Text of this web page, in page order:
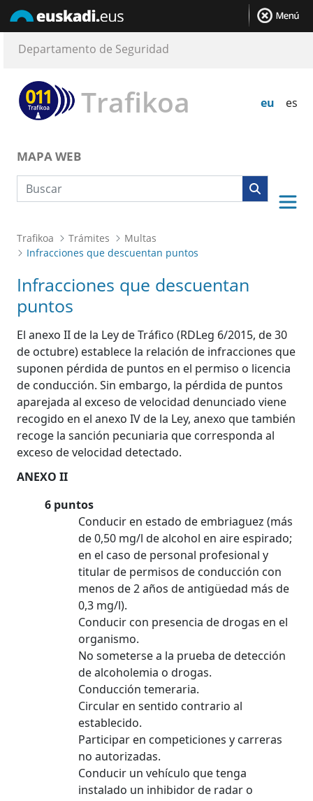
Trafikoa eu es
Departamento de Seguridad
MAPA WEB
Búsqueda web
Trafikoa Trámites
Multas
Infracciones que descuentan puntos
Infracciones que descuentan
puntos
El anexo II de la Ley de Tráfico (RDLeg 6/2015, de 30
de octubre) establece la relación de infracciones que
suponen pérdida de puntos en el permiso o licencia
de conducción. Sin embargo, la pérdida de puntos
aparejada al exceso de velocidad denunciado viene
recogido en el anexo IV de la Ley, anexo que también
recoge la sanción pecuniaria que corresponda al
exceso de velocidad detectado.
ANEXO II
6 puntos​​​​​​
Conducir en estado de embriaguez (más
de 0,50 mg/l de alcohol en aire espirado;
en el caso de personal profesional y
titular de permisos de conducción con
menos de 2 años de antigüedad más de
0,3 mg/l).
Conducir con presencia de drogas en el
organismo.
No someterse a la prueba de detección
de alcoholemia o drogas.
Conducción temeraria.
Circular en sentido contrario al
establecido.
Participar en competiciones y carreras
no autorizadas.
Conducir un vehículo que tenga
instalado un inhibidor de radar o